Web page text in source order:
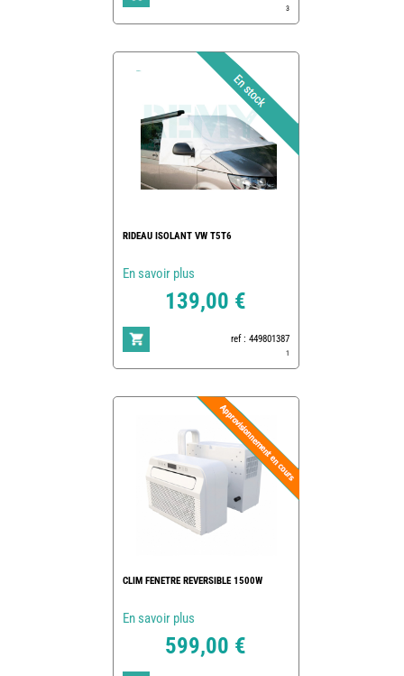
3
RIDEAU ISOLANT VW T5T6
En savoir plus
139,00 €
ref : 449801387
1
CLIM FENETRE REVERSIBLE 1500W
En savoir plus
599,00 €